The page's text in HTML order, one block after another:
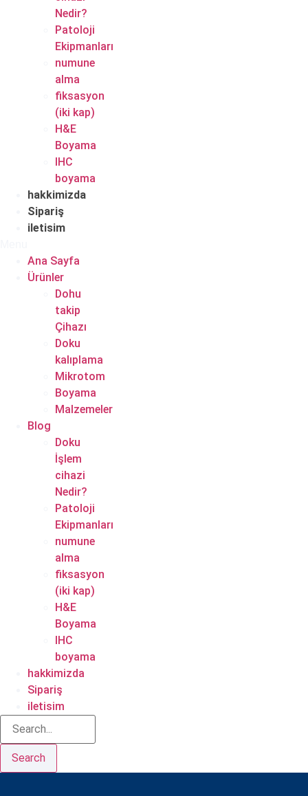
Nedir?
Patoloji
Ekipmanları
numune
alma
fiksasyon
(iki kap)
H&E
Boyama
IHC
boyama
hakkimizda
Sipariş
iletisim
Ana Sayfa
Ürünler
Dohu
takip
Çihazı
Doku
kalıplama
Mikrotom
Boyama
Malzemeler
Blog
Doku
İşlem
cihazi
Nedir?
Patoloji
Ekipmanları
numune
alma
fiksasyon
(iki kap)
H&E
Boyama
IHC
boyama
hakkimizda
Sipariş
iletisim
Search